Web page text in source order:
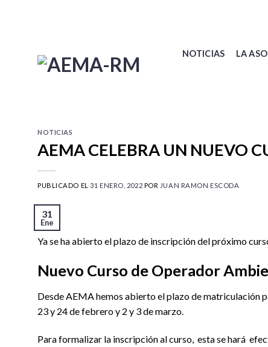
NOTICIAS LA
NOTICIAS
AEMA CELEBRA UN NUEVO
PUBLICADO EL31 ENERO, 2022 POR JUAN RAMON ESCODA
31
Ene
Ya se ha abierto el plazo de inscripción del próximo
Nuevo Curso de Operador
Desde AEMA hemos abierto el plazo de matriculación
23 y 24 de febrero y 2 y 3 de marzo.
Para formalizar la inscripción al curso, esta se hará